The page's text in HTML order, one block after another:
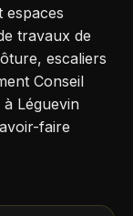
espaces
travaux de
escaliers
Conseil
Léguevin
faire